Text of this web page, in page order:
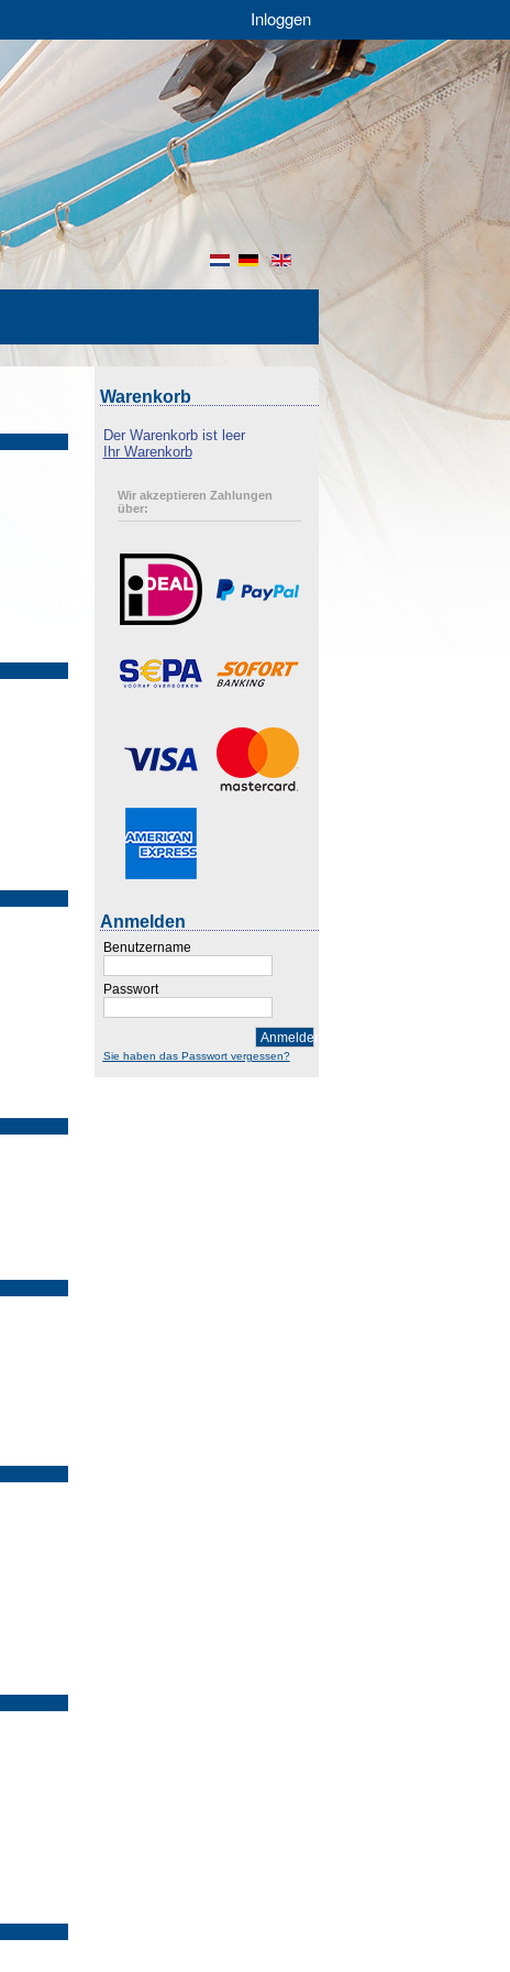
Inloggen
en
de
nl
Warenkorb
Der Warenkorb ist leer
Ihr Warenkorb
Wir akzeptieren Zahlungen
über:
Anmelden
Benutzername
Passwort
Anmelden
Sie haben das Passwort vergessen?